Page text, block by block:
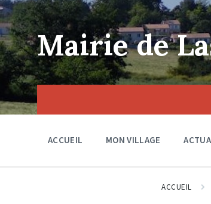
Skip
to
content
Skip
to
main
navigation
Skip
to
footer
Mairie de
ACCUEIL MON VILLAGE
ACCUEIL